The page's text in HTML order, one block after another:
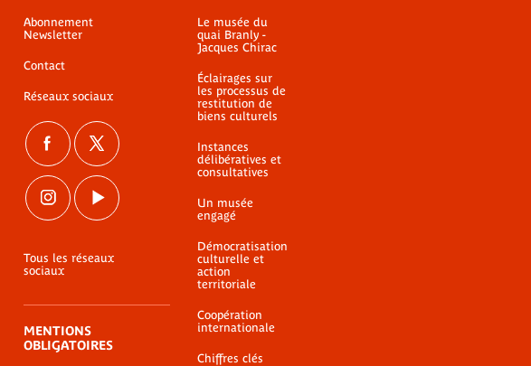
Abonnement
Newsletter
Contact
Réseaux sociaux
Tous les réseaux
sociaux
MENTIONS
OBLIGATOIRES
Le musée du
quai Branly -
Jacques Chirac
Éclairages sur
les processus de
restitution de
biens culturels
Instances
délibératives et
consultatives
Un musée
engagé
Démocratisation
culturelle et
action
territoriale
Coopération
internationale
Chiffres clés